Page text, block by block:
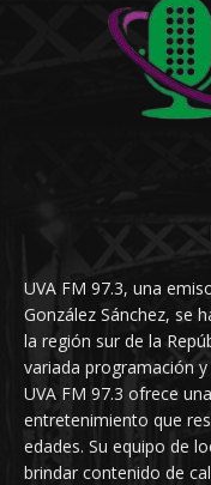
UVA FM 97.3, una
González Sánchez, se
la región sur de la
variada programación
UVA FM 97.3 ofrece
entretenimiento que
edades. Su equipo de
brindar contenido de